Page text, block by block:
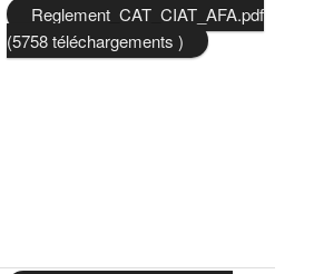
Reglement_CAT_CIAT_AFA.pdf
(5758 téléchargements )